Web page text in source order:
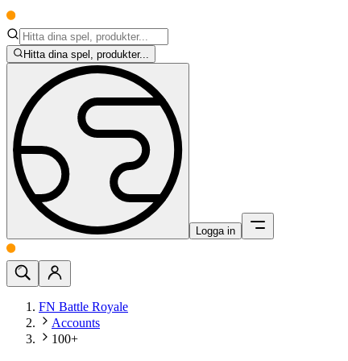
Hitta dina spel, produkter...
Logga in
FN Battle Royale
Accounts
100+